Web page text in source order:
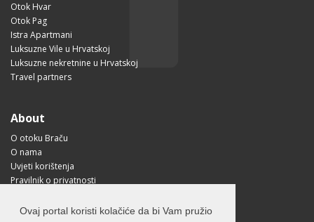
Ovaj portal koristi kolačiće da bi Vam pružio
Otok Hvar
Otok Pag
Istra Apartmani
Luksuzne Vile u Hrvatskoj
Luksuzne nekretnine u Hrvatskoj
Travel partners
About
O otoku Braču
O nama
Uvjeti korištenja
Pravilnik o privatnosti
Kako doći na Brač?